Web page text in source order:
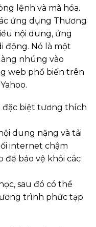
lệnh và mã hóa.
ứng dụng Thương
nội dung, ứng
động. Nó là một
nhúng vào
web phổ biến trên
đặc biệt tương thích
dung nặng và tải
internet chậm
để bảo vệ khỏi các
sau đó có thể
trình phức tạp